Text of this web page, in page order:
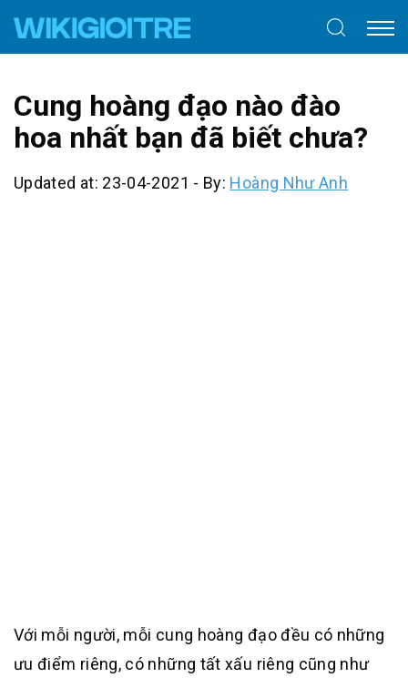
Cung hoàng đạo nào đào
hoa nhất bạn đã biết chưa?
Updated at: 23-04-2021 - By: Hoàng Như Anh
Với mỗi người, mỗi cung hoàng đạo đều có những
ưu điểm riêng, có những tất xấu riêng cũng như